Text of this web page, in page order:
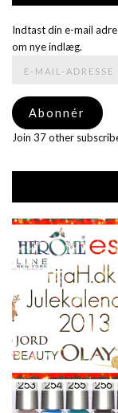
Indtast din e-mail
om nye indlæg.
adresse
Abonnér
Join 37 other